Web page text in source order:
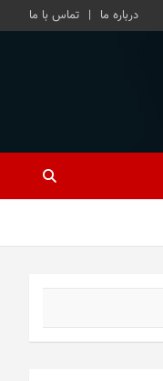
درباره ما تماس با ما